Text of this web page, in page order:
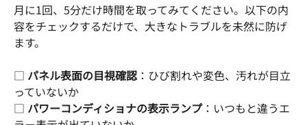
月に1回、5分だけ時間を取ってみてください。以下の内
容をチェックするだけで、大きなトラブルを未然に防げ
ます。
□ パネル表面の目視確認 ：ひび割れや変色、汚れが目立
っていないか
□ パワーコンディショナの表示ランプ：いつもと違うエ